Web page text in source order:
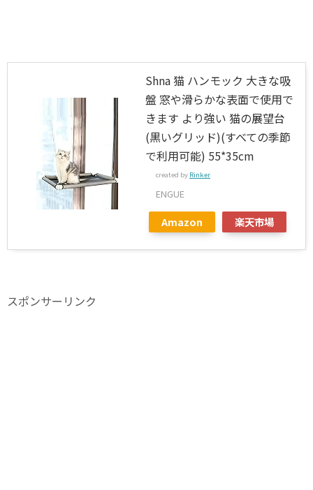
Shna 猫 ハンモック 大きな吸
盤 窓や滑らかな表面で使用で
きます より強い 猫の展望台
(黒いグリッド)(すべての季節
で利用可能) 55*35cm
created by Rinker
ENGUE
Amazon 楽天市場
スポンサーリンク